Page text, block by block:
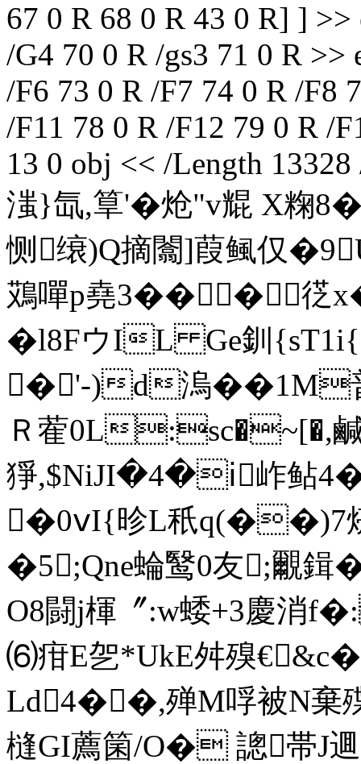
67 0 R 68 0 R 43 0 R] ]
/G4 70 0 R /gs3 71 0 R
/F6 73 0 R /F7 74 0 R /F8
/F11 78 0 R /F12 79 0 R /
13 0 obj << /Length
滍}氙,筸'�炝"v尡 X粷
恻缞)Q摘闟]葭鲺仅
鴱嘽p堯3���徔
�l8FウIL Ge釧
�'-)d溩��1M普
Ｒ蒮0L:sc�~[�,
猙,$NiJI�4�ⅰ岞鲇4�
�0ⅴI{昣L秖q(��)7煷
�5;Qne蜦鹥0友;覼鍓
O8闘j楎〞:w蜲+3慶 消
⑹疳E乫*UkE舛殠
Ld4��,殚M哹被N
槰GI薦箘/O� 謥帯J